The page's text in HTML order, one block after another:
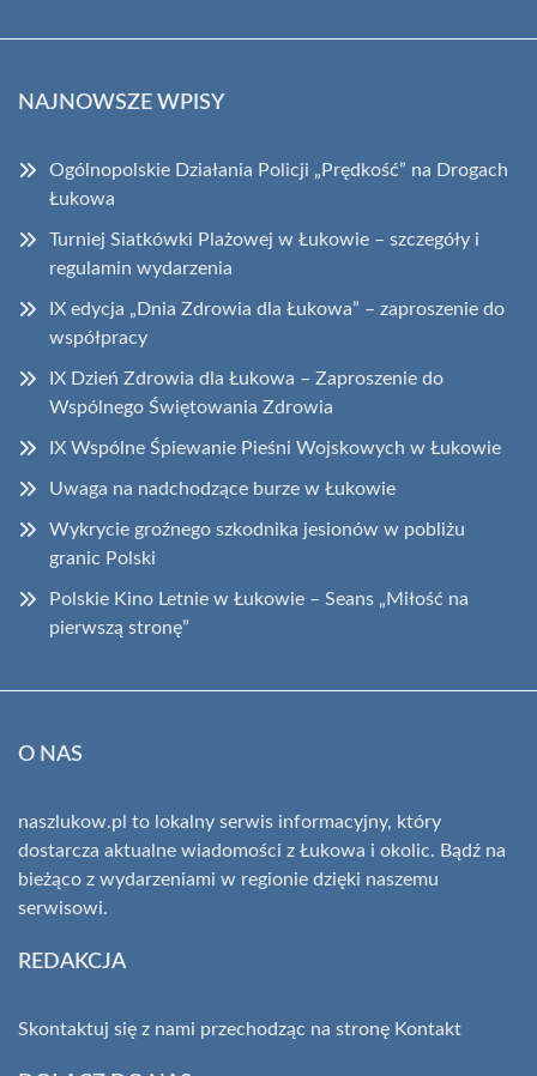
NAJNOWSZE WPISY
Ogólnopolskie Działania Policji „Prędkość” na Drogach
Łukowa
Turniej Siatkówki Plażowej w Łukowie – szczegóły i
regulamin wydarzenia
IX edycja „Dnia Zdrowia dla Łukowa” – zaproszenie do
współpracy
IX Dzień Zdrowia dla Łukowa – Zaproszenie do
Wspólnego Świętowania Zdrowia
IX Wspólne Śpiewanie Pieśni Wojskowych w Łukowie
Uwaga na nadchodzące burze w Łukowie
Wykrycie groźnego szkodnika jesionów w pobliżu
granic Polski
Polskie Kino Letnie w Łukowie – Seans „Miłość na
pierwszą stronę”
O NAS
naszlukow.pl to lokalny serwis informacyjny, który
dostarcza aktualne wiadomości z Łukowa i okolic. Bądź na
bieżąco z wydarzeniami w regionie dzięki naszemu
serwisowi.
REDAKCJA
Skontaktuj się z nami przechodząc na stronę Kontakt